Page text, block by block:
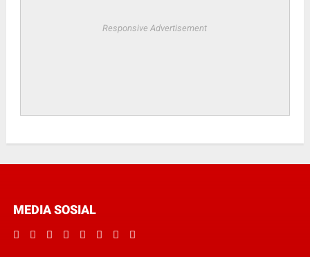
Responsive Advertisement
MEDIA SOSIAL